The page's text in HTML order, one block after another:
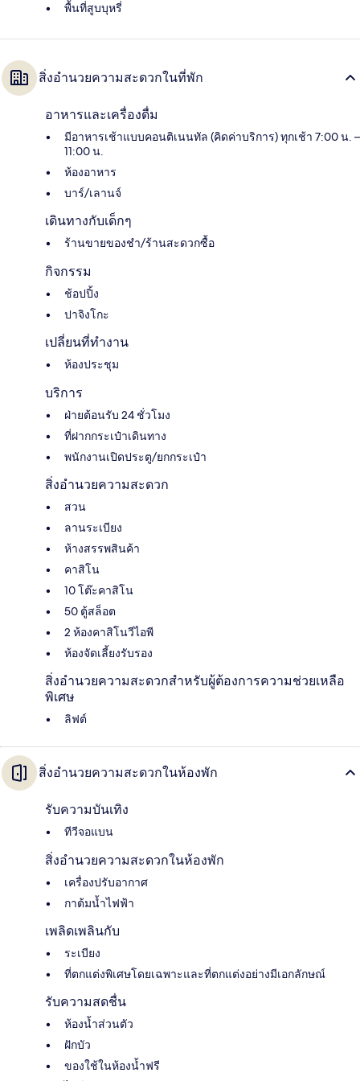
พื้นที่สูบบุหรี่
สิ่งอำนวยความสะดวกในที่พัก
อาหารและเครื่องดื่ม
มีอาหารเช้าแบบคอนติเนนทัล (คิดค่าบริการ) ทุกเช้า 7:00 น. –
11:00 น.
ห้องอาหาร
บาร์/เลานจ์
เดินทางกับเด็กๆ
ร้านขายของชำ/ร้านสะดวกซื้อ
กิจกรรม
ช้อปปิ้ง
ปาจิงโกะ
เปลี่ยนที่ทำงาน
ห้องประชุม
บริการ
ฝ่ายต้อนรับ 24 ชั่วโมง
ที่ฝากกระเป๋าเดินทาง
พนักงานเปิดประตู/ยกกระเป๋า
สิ่งอำนวยความสะดวก
สวน
ลานระเบียง
ห้างสรรพสินค้า
คาสิโน
10 โต๊ะคาสิโน
50 ตู้สล็อต
2 ห้องคาสิโนวีไอพี
ห้องจัดเลี้ยงรับรอง
สิ่งอำนวยความสะดวกสำหรับผู้ต้องการความช่วยเหลือ
พิเศษ
ลิฟต์
สิ่งอำนวยความสะดวกในห้องพัก
รับความบันเทิง
ทีวีจอแบน
สิ่งอำนวยความสะดวกในห้องพัก
เครื่องปรับอากาศ
กาต้มน้ำไฟฟ้า
เพลิดเพลินกับ
ระเบียง
ที่ตกแต่งพิเศษโดยเฉพาะและที่ตกแต่งอย่างมีเอกลักษณ์
รับความสดชื่น
ห้องน้ำส่วนตัว
ฝักบัว
ของใช้ในห้องน้ำฟรี